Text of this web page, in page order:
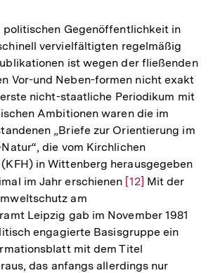
der
Fußnote
politischen Gegenöffentlichkeit in
vervielfältigten regelmäßig
ist wegen der fließenden
Vor-und Neben-formen nicht exakt
nicht-staatliche Periodikum mit
Ambitionen waren die im
„Briefe zur Orientierung im
die vom Kirchlichen
in Wittenberg herausgegeben
im Jahr erschienen Zur
der
Fußnote
[12] Mit der
am
Leipzig gab im November 1981
engagierte Basisgruppe ein
mit dem Titel
das anfangs allerdings nur